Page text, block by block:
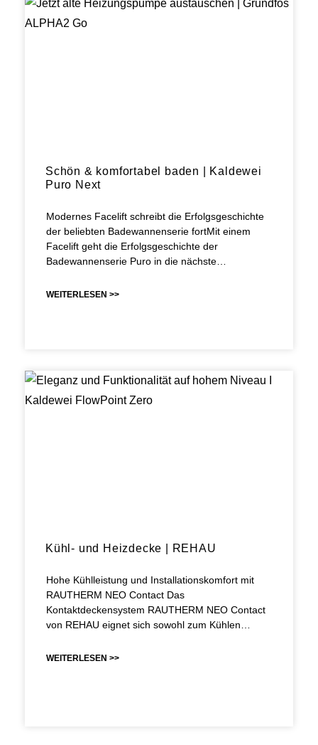
Schön & komfortabel baden | Kaldewei
Puro Next
Modernes Facelift schreibt die Erfolgsgeschichte
der beliebten Badewannenserie fortMit einem
Facelift geht die Erfolgsgeschichte der
Badewannenserie Puro in die nächste…
WEITERLESEN >>
Kühl- und Heizdecke | REHAU
Hohe Kühlleistung und Installationskomfort mit
RAUTHERM NEO Contact Das
Kontaktdeckensystem RAUTHERM NEO Contact
von REHAU eignet sich sowohl zum Kühlen…
WEITERLESEN >>